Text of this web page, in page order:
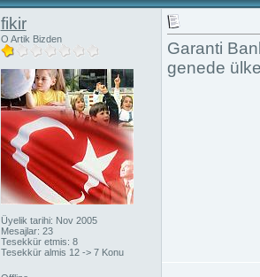
fikir
O Artik Bizden
Üyelik tarihi: Nov 2005
Mesajlar: 23
Tesekkür etmis: 8
Tesekkür almis 12 -> 7 Konu
Garanti
genede